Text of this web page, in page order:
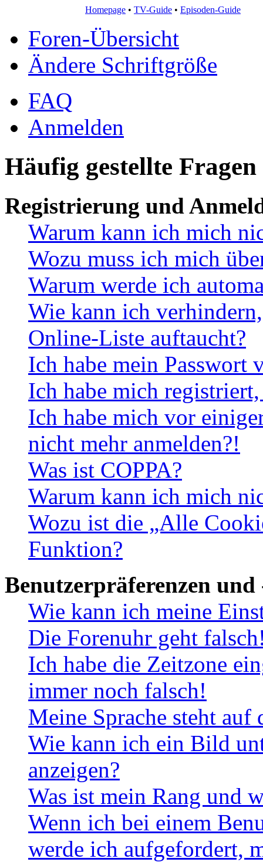
Homepage • TV-Guide • Episoden-Guide
Foren-Übersicht
Ändere Schriftgröße
FAQ
Anmelden
Häufig gestellte Fragen
Registrierung und
Warum kann ich mich
Wozu muss ich mich
Warum werde ich
Wie kann ich
Online-Liste auftaucht?
Ich habe mein Passwort
Ich habe mich
Ich habe mich vor
nicht mehr anmelden?!
Was ist COPPA?
Warum kann ich mich
Wozu ist die „Alle
Funktion?
Benutzerpräferenzen und
Wie kann ich meine
Die Forenuhr geht
Ich habe die Zeitzone
immer noch falsch!
Meine Sprache steht
Wie kann ich ein Bild
anzeigen?
Was ist mein Rang und
Wenn ich bei einem
werde ich aufgefordert,